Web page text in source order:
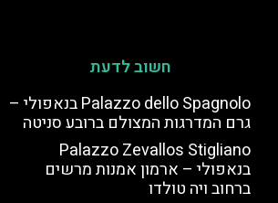
חשוב לדעת
Palazzo dello Spagnolo בנאפולי –
גרם המדרגות המצולם ברובע סניטה
Palazzo Zevallos Stigliano
בנאפולי – ארמון אמנות מרשים
ברחוב ויה טולדו